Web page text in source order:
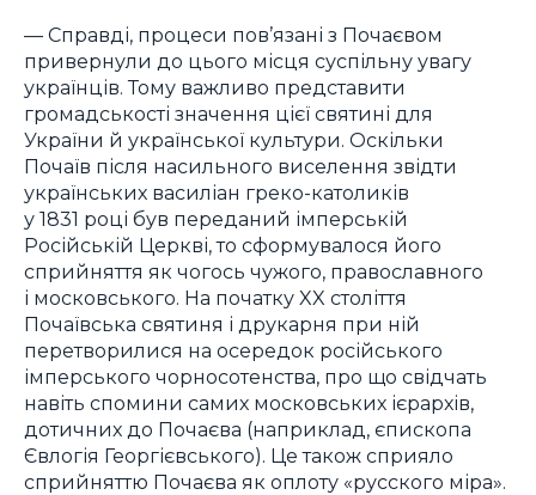
— Справді, процеси пов’язані з Почаєвом
привернули до цього місця суспільну увагу
українців. Тому важливо представити
громадськості значення цієї святині для
України й української культури. Оскільки
Почаїв після насильного виселення звідти
українських василіан греко-католиків
у 1831 році був переданий імперській
Російській Церкві, то сформувалося його
сприйняття як чогось чужого, православного
і московського. На початку XX століття
Почаївська святиня і друкарня при ній
перетворилися на осередок російського
імперського чорносотенства, про що свідчать
навіть спомини самих московських ієрархів,
дотичних до Почаєва (наприклад, єпископа
Євлогія Георгієвського). Це також сприяло
сприйняттю Почаєва як оплоту «русского міра».